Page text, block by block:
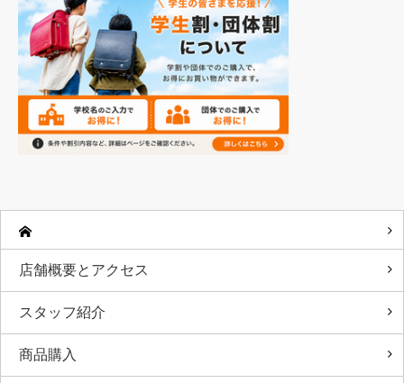
店舗概要とアクセス
スタッフ紹介
商品購入